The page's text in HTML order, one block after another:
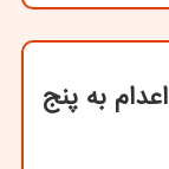
محکومان آبان ۹۸ از اعدام به پنج